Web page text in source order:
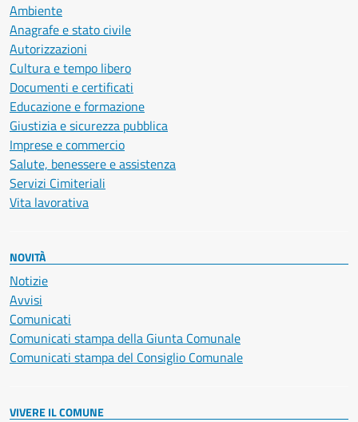
Ambiente
Anagrafe e stato civile
Autorizzazioni
Cultura e tempo libero
Documenti e certificati
Educazione e formazione
Giustizia e sicurezza pubblica
Imprese e commercio
Salute, benessere e assistenza
Servizi Cimiteriali
Vita lavorativa
NOVITÀ
Notizie
Avvisi
Comunicati
Comunicati stampa della Giunta Comunale
Comunicati stampa del Consiglio Comunale
VIVERE IL COMUNE